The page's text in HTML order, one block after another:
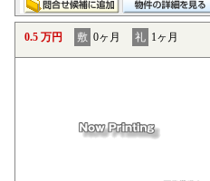
0.5 万円 敷 0ヶ月 礼 1ヶ月